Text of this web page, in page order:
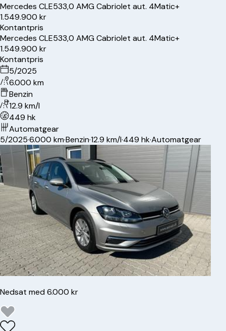
Mercedes CLE533,0 AMG Cabriolet aut. 4Matic+
1.549.900 kr
Kontantpris
Mercedes CLE533,0 AMG Cabriolet aut. 4Matic+
1.549.900 kr
Kontantpris
5/2025
6.000 km
Benzin
12.9 km/l
449 hk
Automatgear
5/2025·6.000 km·Benzin·12.9 km/l·449 hk·Automatgear
Nedsat med 6.000 kr